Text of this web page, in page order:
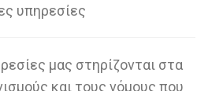
υπηρεσίες
μας στηρίζονται στα
και τους νόμους που